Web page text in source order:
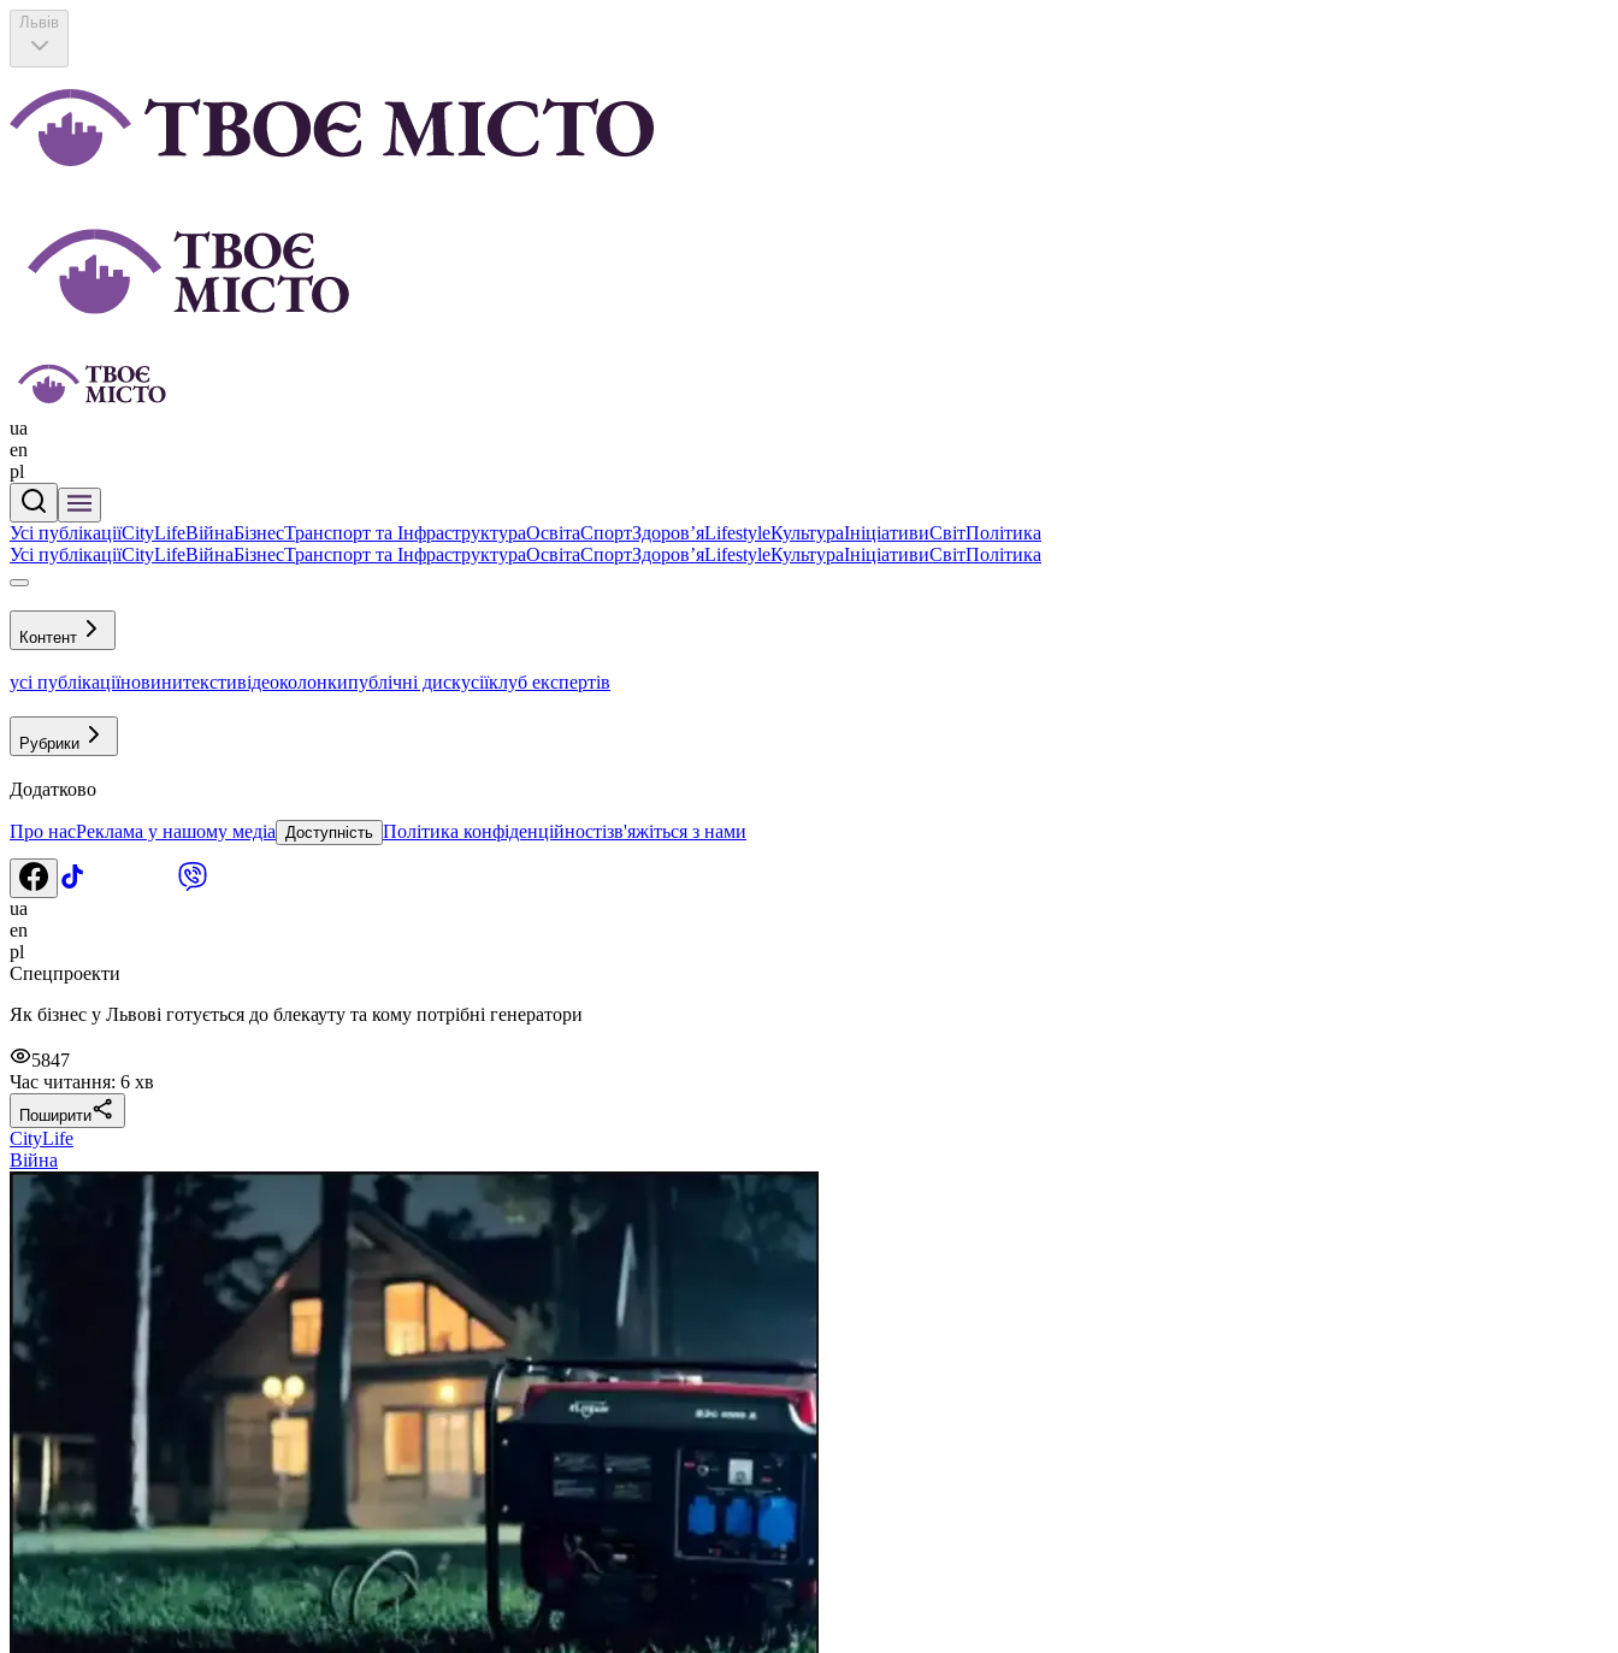
Львів
ua
en
pl
Усі публікаціїCityLifeВійнаБізнесТранспорт та ІнфраструктураОсвітаСпортЗдоровʼяLifestyleКультураІніціативиСвітПолітика
Усі публікаціїCityLifeВійнаБізнесТранспорт та ІнфраструктураОсвітаСпортЗдоровʼяLifestyleКультураІніціативиСвітПолітика
Контент
усі публікаціїновинитекстивідеоколонкипублічні дискусіїклуб експертів
Рубрики
Додатково
Про насРеклама у нашому медіа Доступність Політика конфіденційностізв'яжіться з нами
ua
en
pl
Спецпроекти
Як бізнес у Львові готується до блекауту та кому потрібні генератори
5847
Час читання: 6 хв
Поширити
CityLife
Війна